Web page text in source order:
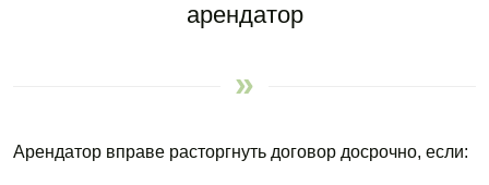
арендатор
Арендатор вправе расторгнуть договор досрочно, если: